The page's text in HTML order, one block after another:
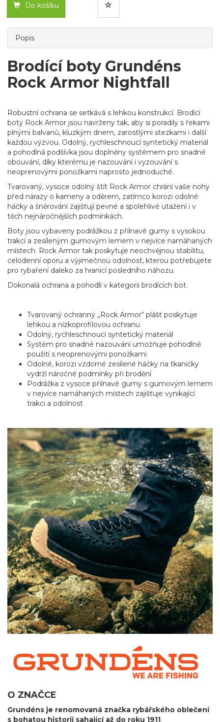
Do košíku
Popis
Brodící boty Grundéns
Rock Armor Nightfall
Robustní ochrana se setkává s lehkou konstrukcí. Brodící
boty Rock Armor jsou navrženy tak, aby si poradily s řekami
plnými balvanů, kluzkým dnem, zarostlými stezkami i další
každou výzvou. Odolný, rychleschnoucí syntetický materiál
a pohodlná podšívka jsou doplněny systémem pro snadné
obouvání, díky kterému je nazouvání i vyzouvání s
neoprenovými ponožkami naprosto jednoduché.
Tvarovaný, vysoce odolný štít Rock Armor chrání vaše nohy
před nárazy o kameny a oděrem, zatímco korozi odolné
háčky a šněrování zajišťují pevné a spolehlivé utažení i v
těch nejnáročnějších podmínkách.
Boty jsou vybaveny podrážkou z přilnavé gumy s vysokou
trakcí a zesíleným gumovým lemem v nejvíce namáhaných
místech. Rock Armor tak poskytuje neochvějnou stabilitu,
celodenní oporu a výjimečnou odolnost, kterou potřebujete
pro rybaření daleko za hranicí posledního náhozu.
Dokonalá ochrana a pohodlí v kategorii brodících bot.
Tvarovaný ochranný „Rock Armor“ plášť poskytuje
lehkou a nízkoprofilovou ochranu
Odolný, rychleschnoucí syntetický materiál
Systém pro snadné nazouvání umožňuje pohodlné
použití s neoprenovými ponožkami
Odolné, korozi vzdorné zesílené háčky na tkaničky
vydrží náročné podmínky při brodění
Podrážka z vysoce přilnavé gumy s gumovým lemem
v nejvíce namáhaných místech zajišťuje vynikající
trakci a odolnost
O ZNAČCE
Grundéns je renomovaná značka rybářského oblečení
s bohatou historií sahající až do roku 1911.